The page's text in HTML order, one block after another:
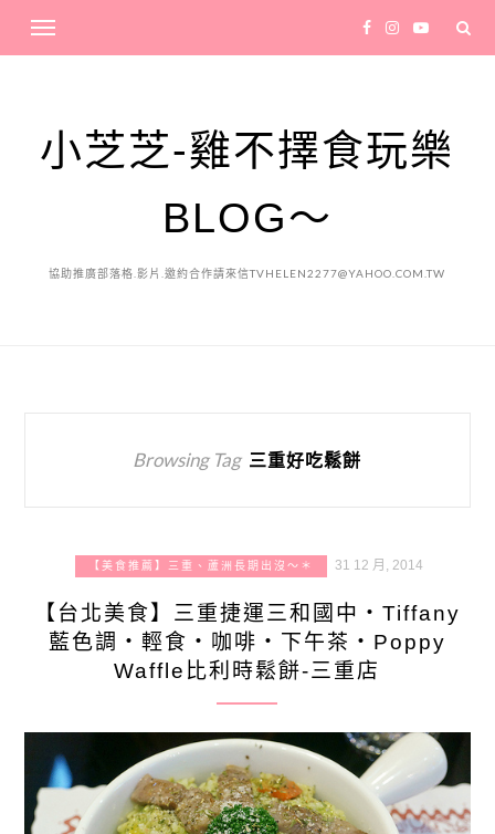
小芝芝-雞不擇食玩樂
BLOG～
協助推廣部落格.影片.邀約合作請來信TVHELEN2277@YAHOO.COM.TW
Browsing Tag 三重好吃鬆餅
【美食推薦】三重、蘆洲長期出沒～＊ 31 12 月, 2014
【台北美食】三重捷運三和國中‧Tiffany
藍色調‧輕食‧咖啡‧下午茶‧Poppy
Waffle比利時鬆餅-三重店